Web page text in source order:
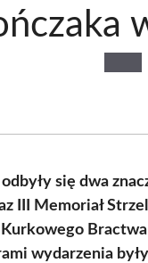
się dwa
III Memoriał
wydarzenia